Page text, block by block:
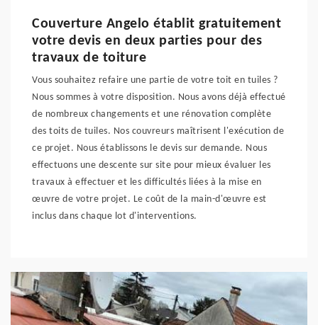
Couverture Angelo établit gratuitement
votre devis en deux parties pour des
travaux de toiture
Vous souhaitez refaire une partie de votre toit en tuiles ?
Nous sommes à votre disposition. Nous avons déjà effectué
de nombreux changements et une rénovation complète
des toits de tuiles. Nos couvreurs maîtrisent l'exécution de
ce projet. Nous établissons le devis sur demande. Nous
effectuons une descente sur site pour mieux évaluer les
travaux à effectuer et les difficultés liées à la mise en
œuvre de votre projet. Le coût de la main-d'œuvre est
inclus dans chaque lot d'interventions.